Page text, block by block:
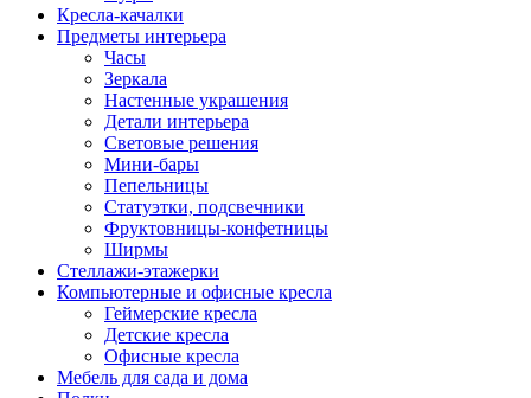
Кресла-качалки
Предметы интерьера
Часы
Зеркала
Настенные украшения
Детали интерьера
Световые решения
Мини-бары
Пепельницы
Статуэтки, подсвечники
Фруктовницы-конфетницы
Ширмы
Стеллажи-этажерки
Компьютерные и офисные кресла
Геймерские кресла
Детские кресла
Офисные кресла
Мебель для сада и дома